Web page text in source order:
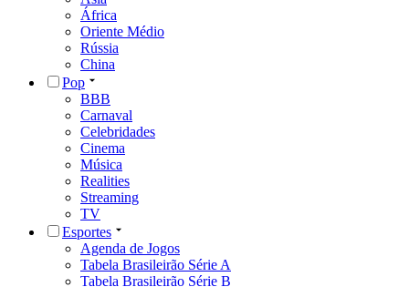
África
Oriente Médio
Rússia
China
Pop
BBB
Carnaval
Celebridades
Cinema
Música
Realities
Streaming
TV
Esportes
Agenda de Jogos
Tabela Brasileirão Série A
Tabela Brasileirão Série B